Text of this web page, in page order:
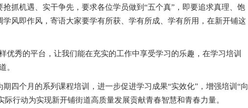
抓机遇、实干争先，要求各位学员做到“五个真”，即要追求真理、饱
风即作风，寄语大家要学有所获、学有所成、学有所用，在新开铺这
优秀的平台，让我们能在充实的工作中享受学习的乐趣，在学习培训
。
四个月的系列课程培训，进一步促进学习成果“实效化”，增强培训“向
际行动为实现新开铺街道高质量发展贡献青春智慧和青春力量。